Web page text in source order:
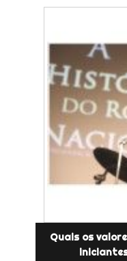
Quais os